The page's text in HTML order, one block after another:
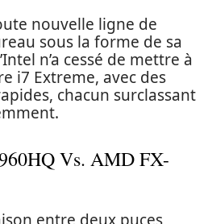
nouvelle ligne de
sous la forme de sa
n’a cessé de mettre à
i7 Extreme, avec des
chacun surclassant
Vs. AMD FX-